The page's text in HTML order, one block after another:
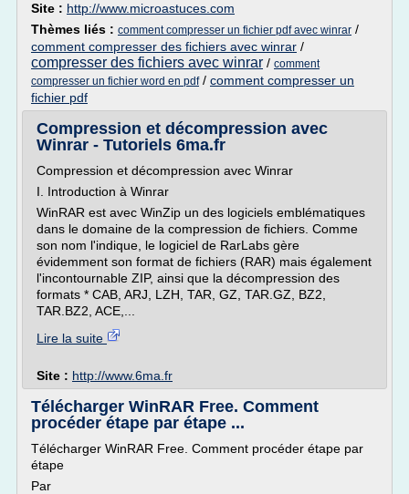
Site : http://www.microastuces.com
Thèmes liés : comment compresser un fichier pdf avec winrar /
comment compresser des fichiers avec winrar /
compresser des fichiers avec winrar / comment
compresser un fichier word en pdf/ comment compresser un
fichier pdf
Compression et décompression avec
Winrar - Tutoriels 6ma.fr
Compression et décompression avec Winrar
I. Introduction à Winrar
WinRAR est avec WinZip un des logiciels emblématiques
dans le domaine de la compression de fichiers. Comme
son nom l'indique, le logiciel de RarLabs gère
évidemment son format de fichiers (RAR) mais également
l'incontournable ZIP, ainsi que la décompression des
formats * CAB, ARJ, LZH, TAR, GZ, TAR.GZ, BZ2,
TAR.BZ2, ACE,...
Lire la suite
Site : http://www.6ma.fr
Télécharger WinRAR Free. Comment
procéder étape par étape ...
Télécharger WinRAR Free. Comment procéder étape par
étape
Par